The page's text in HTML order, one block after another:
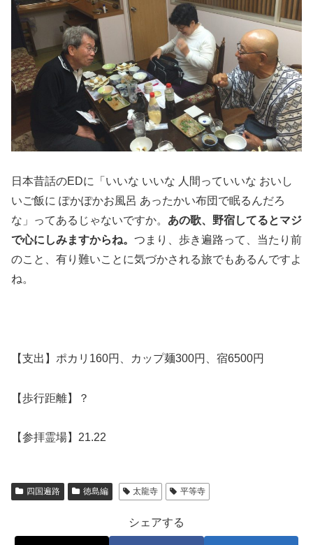
日本昔話のEDに「いいな いいな 人間っていいな おいし
いご飯に ぽかぽかお風呂 あったかい布団で眠るんだろ
な」ってあるじゃないですか。 あの歌、野宿してるとマジ
で心にしみますからね。 つまり、歩き遍路って、当たり前
のこと、有り難いことに気づかされる旅でもあるんですよ
ね。
【支出】ポカリ160円、カップ麺300円、宿6500円
【歩行距離】？
【参拝霊場】21.22
四国遍路 徳島編 太龍寺 平等寺
シェアする